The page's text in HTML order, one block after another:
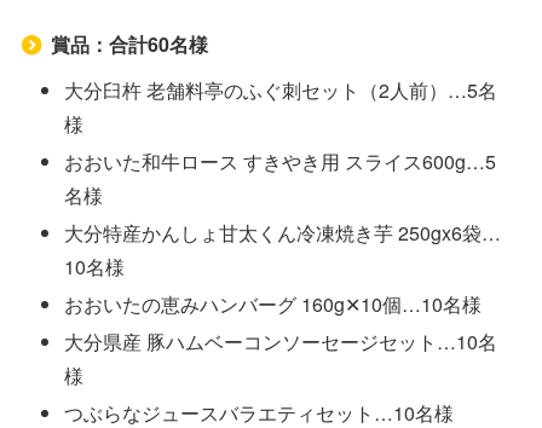
賞品：合計60名様
大分臼杵 老舗料亭のふぐ刺セット（2人前）…5名
様
おおいた和牛ロース すきやき用 スライス600g…5
名様
大分特産かんしょ甘太くん冷凍焼き芋 250gx6袋…
10名様
おおいたの恵みハンバーグ 160g✕10個…10名様
大分県産 豚ハムベーコンソーセージセット…10名
様
つぶらなジュースバラエティセット…10名様